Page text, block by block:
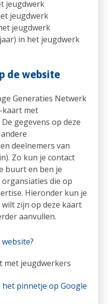
jeugdwerk
jeugdwerk
jeugdwerk
in het jeugdwerk
de website
Generaties Netwerk
kaart met
gegevens op deze
deelnemers van
Zo kun je contact
buurt en ben je
die op
Hieronder kun je
zijn op deze kaart
aanvullen.
met jeugdwerkers
het pinnetje op Google